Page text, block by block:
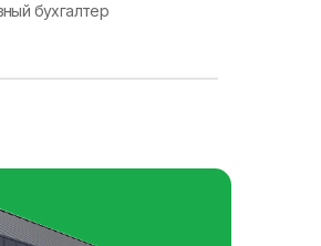
бухгалтер